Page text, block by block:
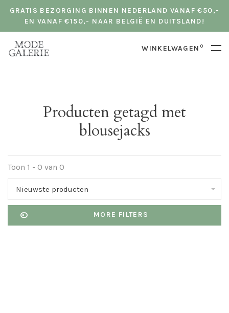
GRATIS BEZORGING BINNEN NEDERLAND VANAF €50,-
EN VANAF €150,- NAAR BELGIË EN DUITSLAND!
WINKELWAGEN 0
Producten getagd met
blousejacks
Toon 1 - 0 van 0
Nieuwste producten
MORE FILTERS